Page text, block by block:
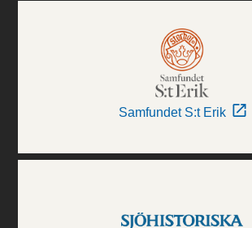
Samfundet S:t Erik